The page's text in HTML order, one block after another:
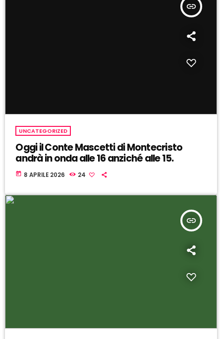
insert_link
UNCATEGORIZED
Oggi il Conte Mascetti di Montecristo
andrà in onda alle 16 anziché alle 15.
today 8 APRILE 2026 24
insert_link